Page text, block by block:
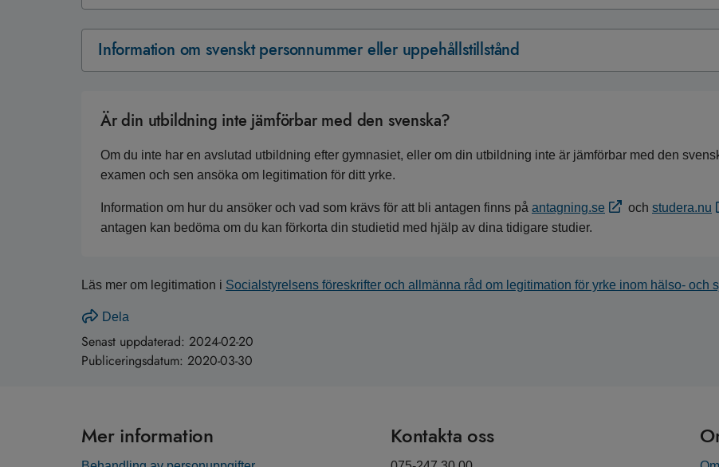
Information om svenskt personnummer eller uppehållstillstånd
Är din utbildning inte jämförbar med den svenska?
Om du inte har en avslutad utbildning efter gymnasiet, eller om din utbildning inte är jämförbar med den
examen och sen ansöka om legitimation för ditt yrke.
Information om hur du ansöker och vad som krävs för att bli antagen finns på antagning.se och studera.nu
antagen kan bedöma om du kan förkorta din studietid med hjälp av dina tidigare studier.
Läs mer om legitimation i Socialstyrelsens föreskrifter och allmänna råd om legitimation för yrke inom hälso- och
Dela
Senast uppdaterad: 2024-02-20
Publiceringsdatum: 2020-03-30
Mer information Kontakta oss